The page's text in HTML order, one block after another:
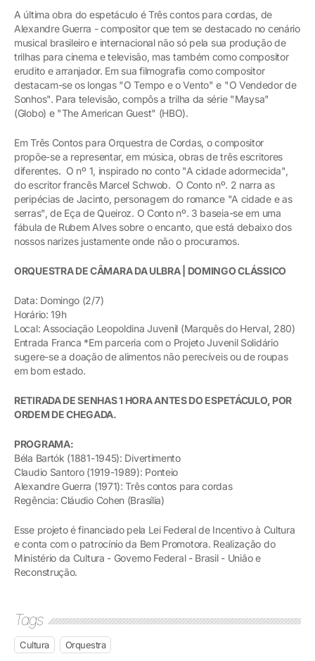
A última obra do espetáculo é Três contos para cordas, de
Alexandre Guerra - compositor que tem se destacado no cenário
musical brasileiro e internacional não só pela sua produção de
trilhas para cinema e televisão, mas também como compositor
erudito e arranjador. Em sua filmografia como compositor
destacam-se os longas "O Tempo e o Vento" e "O Vendedor de
Sonhos". Para televisão, compôs a trilha da série "Maysa"
(Globo) e "The American Guest" (HBO).
Em Três Contos para Orquestra de Cordas, o compositor
propõe-se a representar, em música, obras de três escritores
diferentes. O nº 1, inspirado no conto "A cidade adormecida",
do escritor francês Marcel Schwob. O Conto nº. 2 narra as
peripécias de Jacinto, personagem do romance "A cidade e as
serras", de Eça de Queiroz. O Conto nº. 3 baseia-se em uma
fábula de Rubem Alves sobre o encanto, que está debaixo dos
nossos narizes justamente onde não o procuramos.
ORQUESTRA DE CÂMARA DA ULBRA | DOMINGO CLÁSSICO
Data: Domingo (2/7)
Horário: 19h
Local: Associação Leopoldina Juvenil (Marquês do Herval, 280)
Entrada Franca *Em parceria com o Projeto Juvenil Solidário
sugere-se a doação de alimentos não perecíveis ou de roupas
em bom estado.
RETIRADA DE SENHAS 1 HORA ANTES DO ESPETÁCULO, POR
ORDEM DE CHEGADA.
PROGRAMA:
Béla Bartók (1881-1945): Divertimento
Claudio Santoro (1919-1989): Ponteio
Alexandre Guerra (1971): Três contos para cordas
Regência: Cláudio Cohen (Brasília)
Esse projeto é financiado pela Lei Federal de Incentivo à Cultura
e conta com o patrocínio da Bem Promotora. Realização do
Ministério da Cultura - Governo Federal - Brasil - União e
Reconstrução.
Tags
Cultura Orquestra